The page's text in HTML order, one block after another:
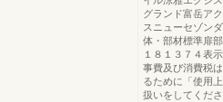
グランド富岳ア
スニューセゾン
体・部材標準扉
１８１３７４表
事費及び消費税
るために「使用
扱いをしてくだ